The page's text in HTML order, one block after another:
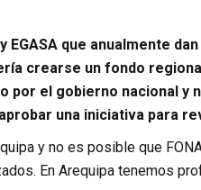
que anualmente
crearse un fondo
el gobierno nacional y
una iniciativa para
y no es posible que
En Arequipa tenemos